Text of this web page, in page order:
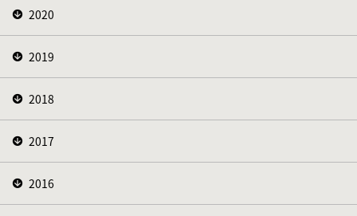
2020
2019
2018
2017
2016